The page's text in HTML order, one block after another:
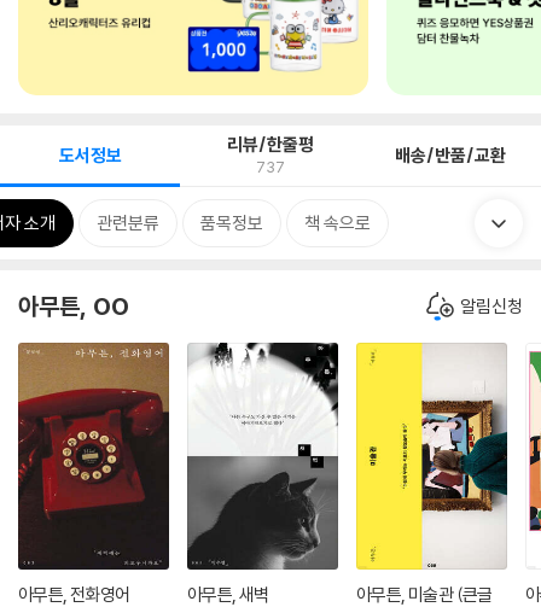
도서정보 리뷰/한줄평
737 배송/반품/교환
자 소개 관련분류 품목정보 책 속으로
아무튼, OO 알림신청
아무튼, 전화영어 아무튼, 새벽
아무튼, 미술관 (큰글